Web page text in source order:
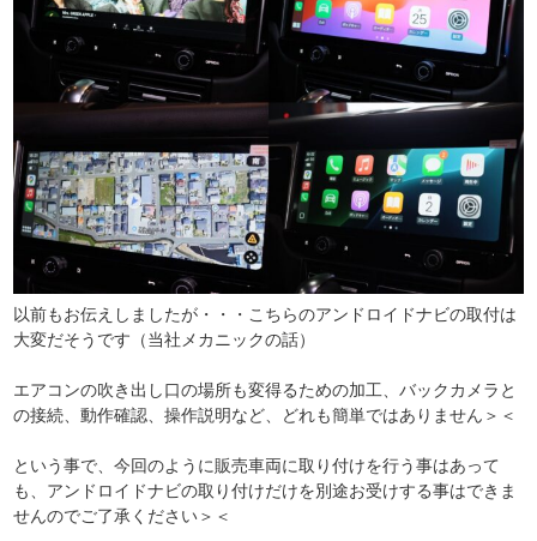
以前もお伝えしましたが・・・こちらのアンドロイドナビの取付は
大変だそうです（当社メカニックの話）
エアコンの吹き出し口の場所も変得るための加工、バックカメラと
の接続、動作確認、操作説明など、どれも簡単ではありません＞＜
という事で、今回のように販売車両に取り付けを行う事はあって
も、アンドロイドナビの取り付けだけを別途お受けする事はできま
せんのでご了承ください＞＜